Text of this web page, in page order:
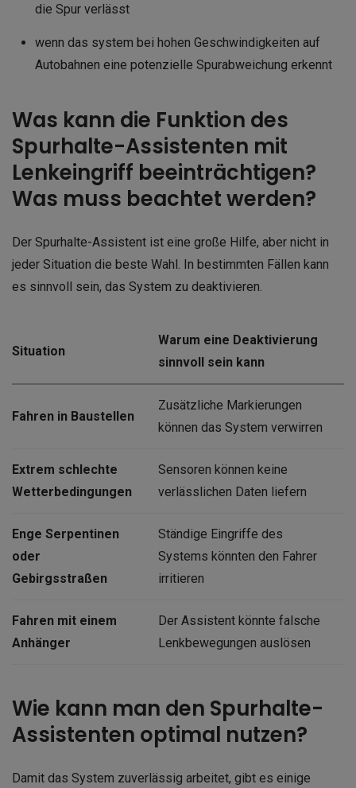
die Spur verlässt
wenn das system bei hohen Geschwindigkeiten auf
Autobahnen eine potenzielle Spurabweichung erkennt
Was kann die Funktion des
Spurhalte-Assistenten mit
Lenkeingriff beeinträchtigen?
Was muss beachtet werden?
Der Spurhalte-Assistent ist eine große Hilfe, aber nicht in
jeder Situation die beste Wahl. In bestimmten Fällen kann
es sinnvoll sein, das System zu deaktivieren.
Situation
Warum eine Deaktivierung
sinnvoll sein kann
Fahren in Baustellen
Zusätzliche Markierungen
können das System verwirren
Extrem schlechte
Wetterbedingungen
Sensoren können keine
verlässlichen Daten liefern
Enge Serpentinen
oder
Gebirgsstraßen
Ständige Eingriffe des
Systems könnten den Fahrer
irritieren
Fahren mit einem
Anhänger
Der Assistent könnte falsche
Lenkbewegungen auslösen
Wie kann man den Spurhalte-
Assistenten optimal nutzen?
Damit das System zuverlässig arbeitet, gibt es einige